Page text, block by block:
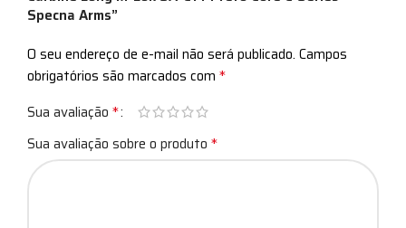
Specna Arms”
O seu endereço de e-mail não será publicado. Campos
obrigatórios são marcados com *
Sua avaliação *
Sua avaliação sobre o produto *